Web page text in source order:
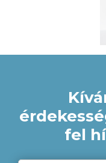
fel